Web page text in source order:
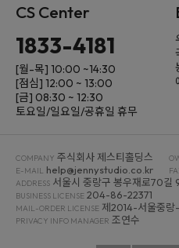
CS Center
1833-4181
[월-목] 10:00 ~14:30
[점심] 12:00 ~ 13:00
[금] 08:30 ~ 12:30
토요일/일요일/공휴일 휴무
COMPANY 주식회사 제스티홀딩스
E-MAIL help@jennystudio.co.kr
ADDRESS 서울시 중랑구 봉우재로70길
BUSINESS LICENSE 204-86-22371
MAIL-ORDER LICENSE 제2014-서울중
PRIVACY INFO MANAGER 조연수